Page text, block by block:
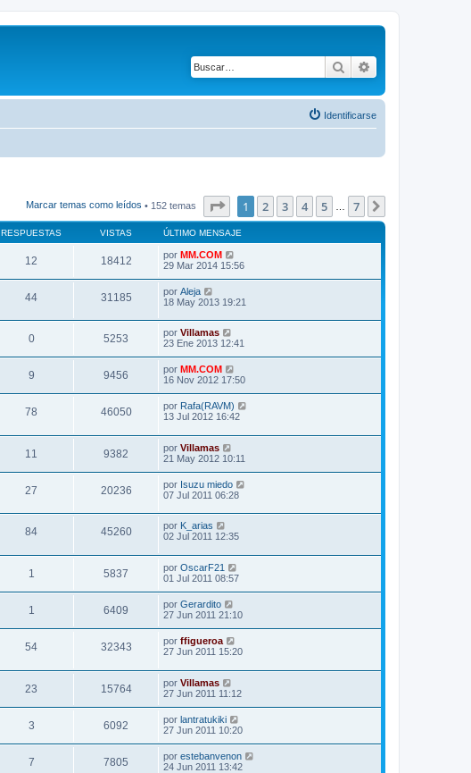
Buscar
Identificarse
Marcar temas como leídos • 152 temas Página1 de
1 2 3 4 5 7
RESPUESTAS VISTAS ÚLTIMO MENSAJE
12 18412 por MM.COM
29 Mar 2014 15:56
44 31185 por Aleja
18 May 2013 19:21
0 5253 por Villamas
23 Ene 2013 12:41
9 9456 por MM.COM
16 Nov 2012 17:50
78 46050 por Rafa(RAVM)
13 Jul 2012 16:42
11 9382 por Villamas
21 May 2012 10:11
27 20236 por Isuzu miedo
07 Jul 2011 06:28
84 45260 por K_arias
02 Jul 2011 12:35
1 5837 por OscarF21
01 Jul 2011 08:57
1 6409 por Gerardito
27 Jun 2011 21:10
54 32343 por ffigueroa
27 Jun 2011 15:20
23 15764 por Villamas
27 Jun 2011 11:12
3 6092 por lantratukiki
27 Jun 2011 10:20
7 7805 por estebanvenon
24 Jun 2011 13:42